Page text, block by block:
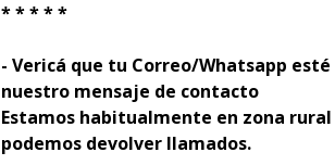
* * * * *
- Verificá que tu Correo/Whatsapp
nuestro mensaje de contacto
Estamos habitualmente en zona
podemos devolver llamados.